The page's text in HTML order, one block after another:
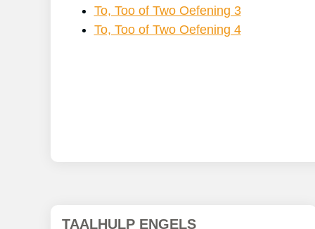
To, Too of Two Oefening 3
To, Too of Two Oefening 4
TAALHULP ENGELS